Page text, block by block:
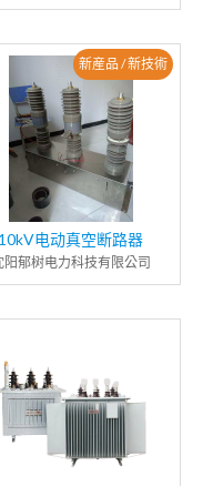
新産品 / 新技術
10kV电动真空断路器
阳郁树电力科技有限公司